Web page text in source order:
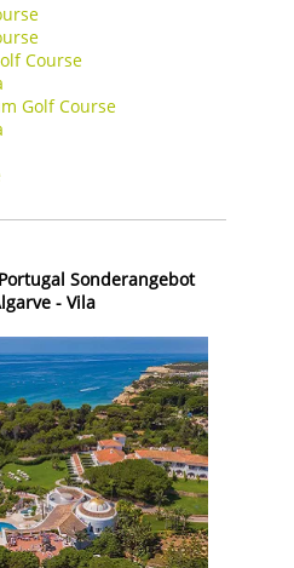
Course
Golf Course
Portugal Sonderangebot
- Vila